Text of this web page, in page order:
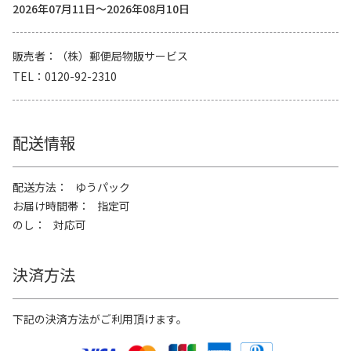
2026年07月11日～2026年08月10日
販売者
（株）郵便局物販サービス
TEL
0120-92-2310
配送情報
配送方法
ゆうパック
お届け時間帯
指定可
のし
対応可
決済方法
下記の決済方法がご利用頂けます。